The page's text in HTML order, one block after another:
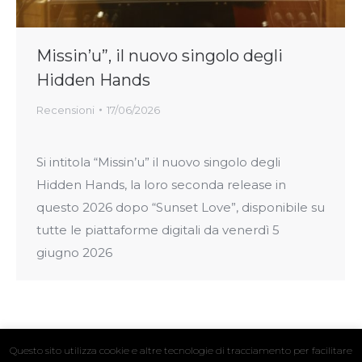
Missin’u”, il nuovo singolo degli
Hidden Hands
Recensioni 17/06/2026
Si intitola “Missin’u” il nuovo singolo degli
Hidden Hands, la loro seconda release in
questo 2026 dopo “Sunset Love”, disponibile su
tutte le piattaforme digitali da venerdì 5
giugno 2026
Questo sito utilizza cookie e altre tecnologie di tracciamento per facilitare